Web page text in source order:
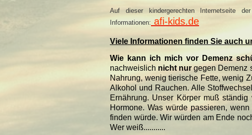
Auf dieser kindergerechten Internetseite
Informationen: afi-kids.de
Viele Informationen finden Sie auch
Wie kann ich mich vor Demenz
nachweislich nicht nurgegen Demenz
Nahrung, wenig tierische Fette, wenig
Alkohol und Rauchen. Alle
Ernährung. Unser Körper muß
Hormone. Was würde passieren,
finden würde. Wir würden am Ende
Wer weiß...........